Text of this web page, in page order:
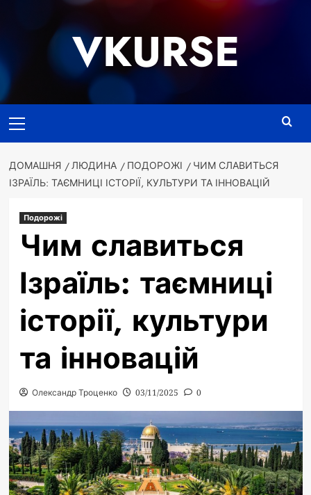
VKURSE
меню
ДОМАШНЯ ЛЮДИНА ПОДОРОЖІ
ЧИМ СЛАВИТЬСЯ
ІЗРАЇЛЬ: ТАЄМНИЦІ ІСТОРІЇ, КУЛЬТУРИ ТА ІННОВАЦІЙ
Подорожі
Чим славиться
Ізраїль: таємниці
історії, культури
та інновацій
Олександр Троценко 03/11/2025 0